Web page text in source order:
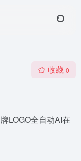
收藏 0
LOGO全自动AI在